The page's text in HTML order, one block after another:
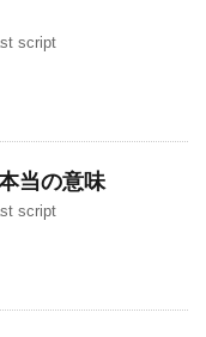
script
当の意味
script